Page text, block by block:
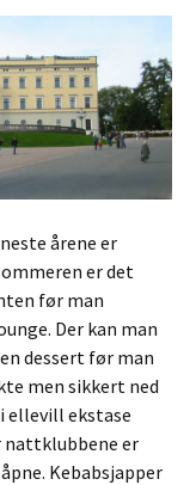
årene er
er det
før man
Der kan man
dessert før man
men sikkert ned
ellevill ekstase
nattklubbene er
Kebabsjapper